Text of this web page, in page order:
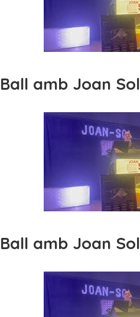
Ball amb Joan Sol
Ball amb Joan Sol